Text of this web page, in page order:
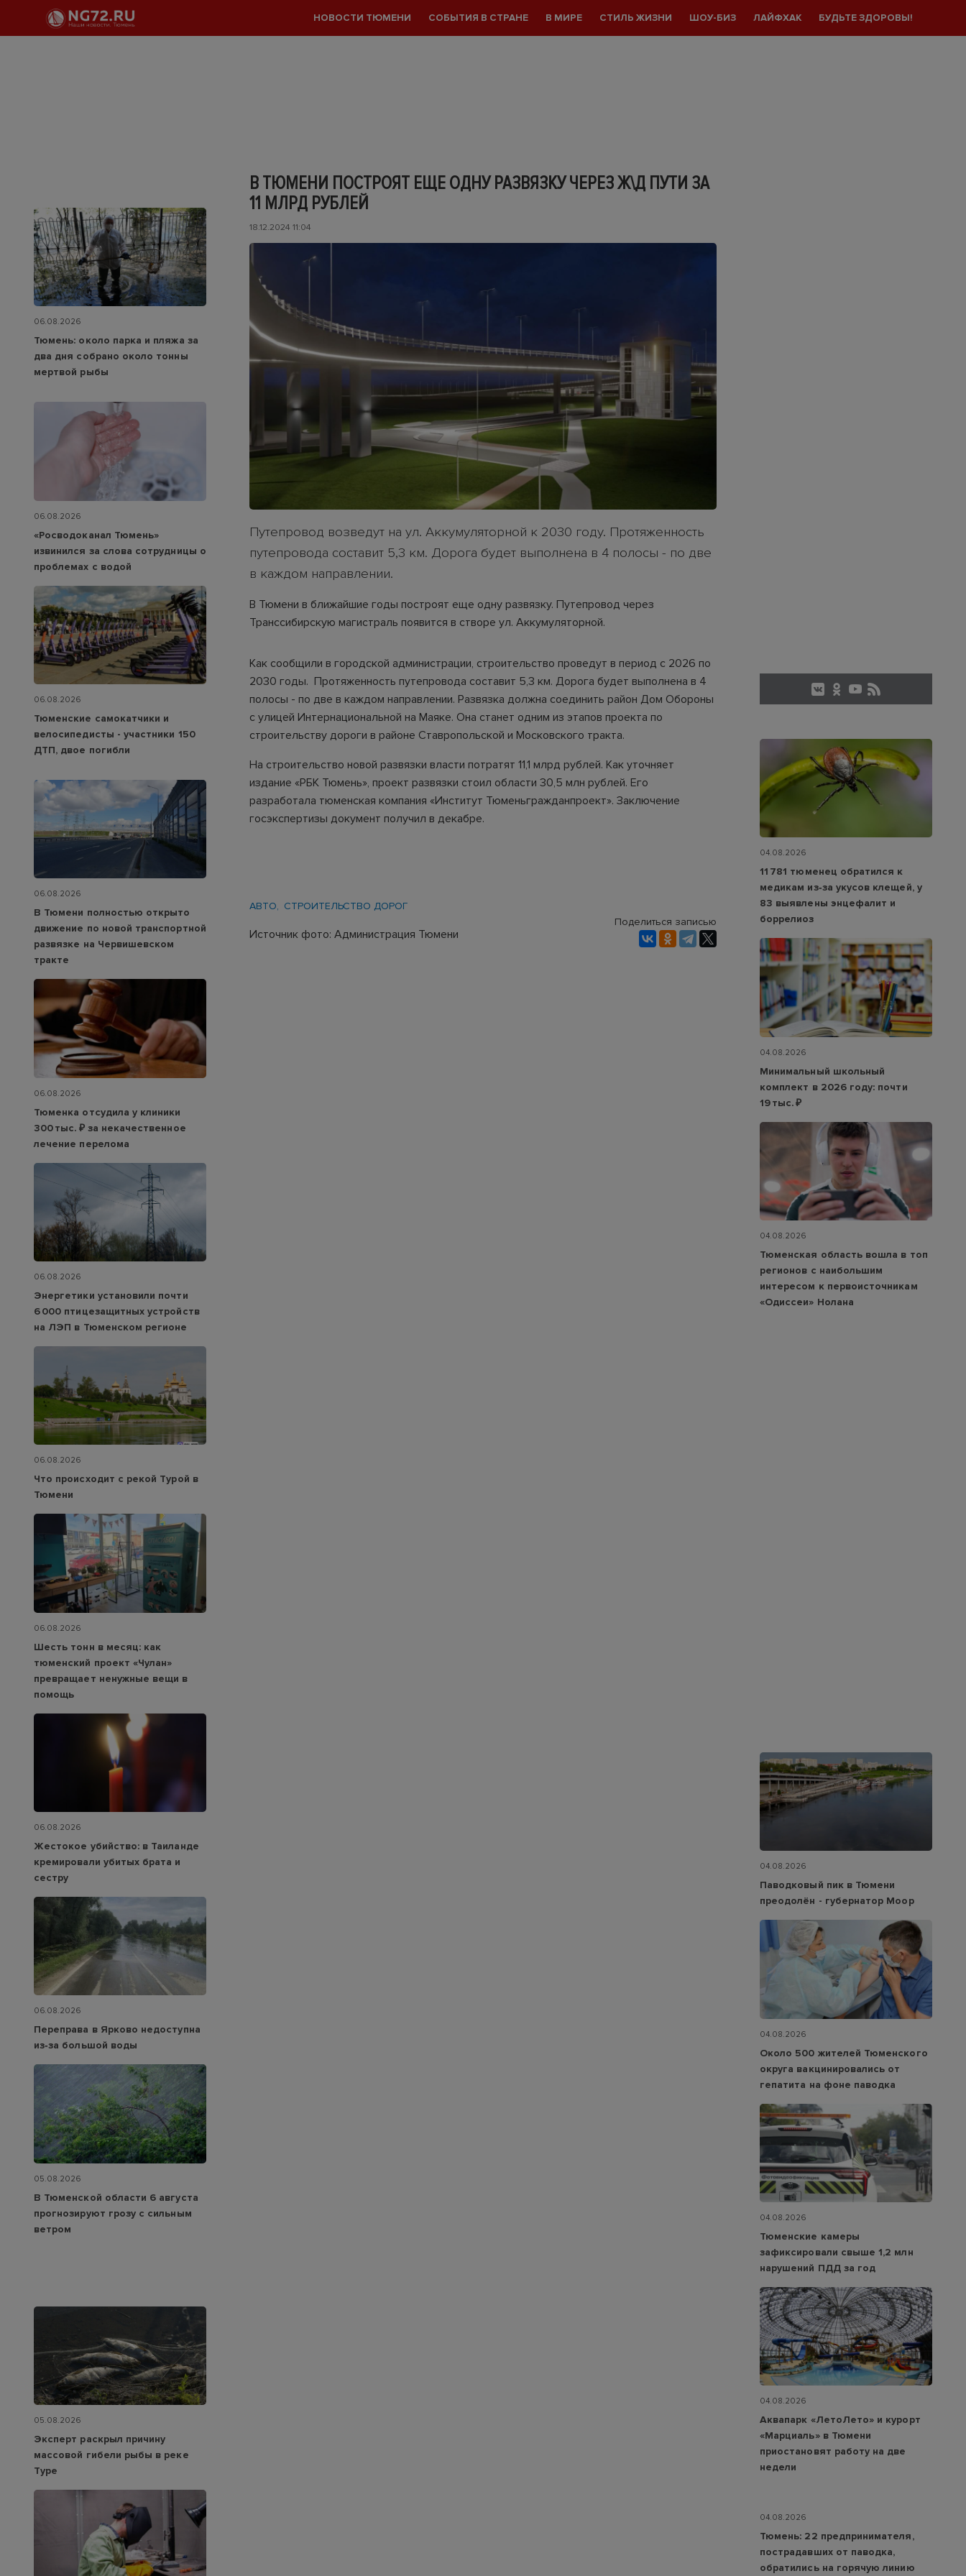
НОВОСТИ ТЮМЕНИ СОБЫТИЯ В СТРАНЕ В МИРЕ СТИЛЬ ЖИЗНИ ШОУ-БИЗ ЛАЙФХАК БУДЬТЕ ЗДОРОВЫ!
В ТЮМЕНИ ПОСТРОЯТ ЕЩЕ ОДНУ РАЗВЯЗКУ ЧЕРЕЗ Ж\Д ПУТИ ЗА
11 МЛРД РУБЛЕЙ
18.12.2024 11:04
Путепровод возведут на ул. Аккумуляторной к 2030 году. Протяженность
путепровода составит 5,3 км. Дорога будет выполнена в 4 полосы - по две
в каждом направлении.
В Тюмени в ближайшие годы построят еще одну развязку. Путепровод через
Транссибирскую магистраль появится в створе ул. Аккумуляторной.
Как сообщили в городской администрации, строительство проведут в период с 2026 по
2030 годы. Протяженность путепровода составит 5,3 км. Дорога будет выполнена в 4
полосы - по две в каждом направлении. Развязка должна соединить район Дом Обороны
с улицей Интернациональной на Маяке. Она станет одним из этапов проекта по
строительству дороги в районе Ставропольской и Московского тракта.
На строительство новой развязки власти потратят 11,1 млрд рублей. Как уточняет
издание «РБК Тюмень», проект развязки стоил области 30,5 млн рублей. Его
разработала тюменская компания «Институт Тюменьгражданпроект». Заключение
госэкспертизы документ получил в декабре.
АВТО СТРОИТЕЛЬСТВО ДОРОГ
Источник фото: Администрация Тюмени
Поделиться записью
06.08.2026
Тюмень: около парка и пляжа за
два дня собрано около тонны
мертвой рыбы
06.08.2026
«Росводоканал Тюмень»
извинился за слова сотрудницы о
проблемах с водой
06.08.2026
Тюменские самокатчики и
велосипедисты - участники 150
ДТП, двое погибли
06.08.2026
В Тюмени полностью открыто
движение по новой транспортной
развязке на Червишевском
тракте
06.08.2026
Тюменка отсудила у клиники
300 тыс. ₽ за некачественное
лечение перелома
06.08.2026
Энергетики установили почти
6 000 птицезащитных устройств
на ЛЭП в Тюменском регионе
06.08.2026
Что происходит с рекой Турой в
Тюмени
06.08.2026
Шесть тонн в месяц: как
тюменский проект «Чулан»
превращает ненужные вещи в
помощь
06.08.2026
Жестокое убийство: в Таиланде
кремировали убитых брата и
сестру
06.08.2026
Переправа в Ярково недоступна
из‑за большой воды
05.08.2026
В Тюменской области 6 августа
прогнозируют грозу с сильным
ветром
05.08.2026
Эксперт раскрыл причину
массовой гибели рыбы в реке
Туре
04.08.2026
11 781 тюменец обратился к
медикам из‑за укусов клещей, у
83 выявлены энцефалит и
боррелиоз
04.08.2026
Минимальный школьный
комплект в 2026 году: почти
19 тыс. ₽
04.08.2026
Тюменская область вошла в топ
регионов с наибольшим
интересом к первоисточникам
«Одиссеи» Нолана
04.08.2026
Паводковый пик в Тюмени
преодолён - губернатор Моор
04.08.2026
Около 500 жителей Тюменского
округа вакцинировались от
гепатита на фоне паводка
04.08.2026
Тюменские камеры
зафиксировали свыше 1,2 млн
нарушений ПДД за год
04.08.2026
Аквапарк «ЛетоЛето» и курорт
«Марциаль» в Тюмени
приостановят работу на две
недели
04.08.2026
Тюмень: 22 предпринимателя,
пострадавших от паводка,
обратились на горячую линию